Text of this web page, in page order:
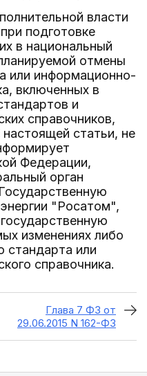
власти
подготовке
в национальный
отмены
или информационно-
включенных в
и
справочников,
статьи, не
Федерации,
орган
"Росатом",
изменениях либо
стандарта или
справочника.
Глава 7 ФЗ от
29.06.2015 N 162-ФЗ